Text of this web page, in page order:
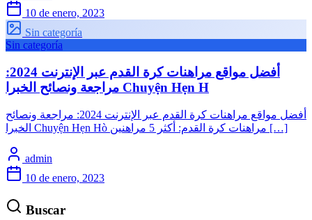
10 de enero, 2023
Sin categoría
Sin categoría
أفضل مواقع مراهنات كرة القدم عبر الإنترنت 2024:
مراجعة ونصائح الخبرا Chuyện Hẹn H
أفضل مواقع مراهنات كرة القدم عبر الإنترنت 2024: مراجعة ونصائح
الخبرا Chuyện Hẹn Hò مراهنات كرة القدم: أكثر 5 مراهنين […]
admin
10 de enero, 2023
Buscar